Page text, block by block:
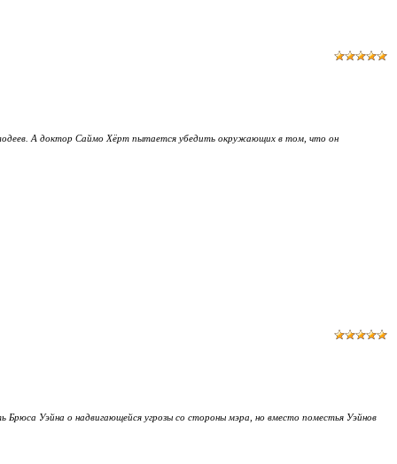
А доктор Саймо Хёрт пытается убедить окружающих в том, что он
Брюса Уэйна о надвигающейся угрозы со стороны мэра, но вместо поместья Уэйнов